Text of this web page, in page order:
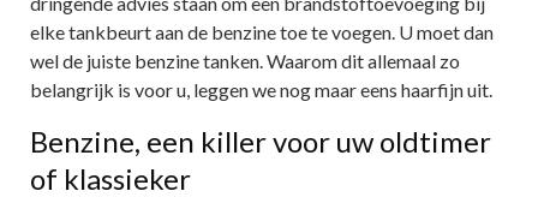
elke tankbeurt aan de benzine toe te voegen. U moet dan
wel de juiste benzine tanken. Waarom dit allemaal zo
belangrijk is voor u, leggen we nog maar eens haarfijn uit.
Benzine, een killer voor uw oldtimer
of klassieker